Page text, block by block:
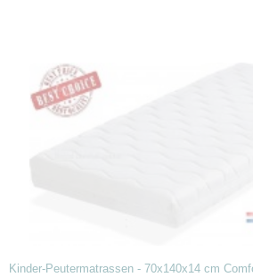
Kinder-Peutermatrassen - 70x140x14 cm